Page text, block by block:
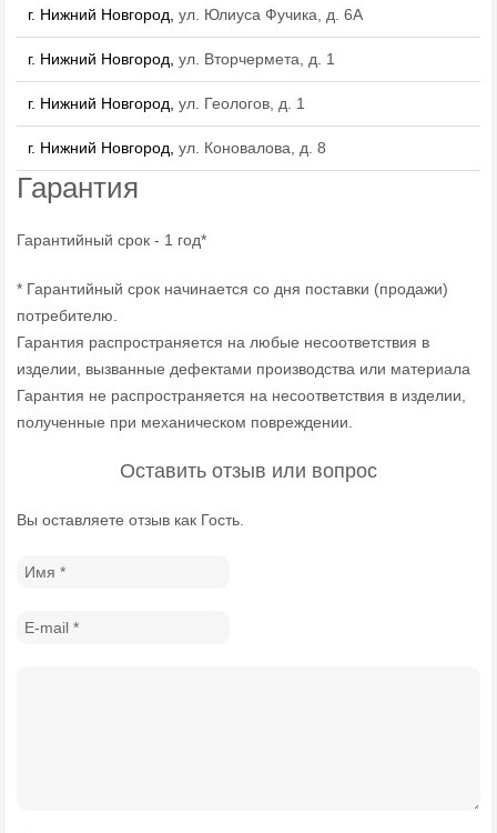
г. Нижний Новгород, ул. Юлиуса Фучика, д. 6А
г. Нижний Новгород, ул. Вторчермета, д. 1
г. Нижний Новгород, ул. Геологов, д. 1
г. Нижний Новгород, ул. Коновалова, д. 8
Гарантия
Гарантийный срок - 1 год*
* Гарантийный срок начинается со дня поставки (продажи)
потребителю.
Гарантия распространяется на любые несоответствия в
изделии, вызванные дефектами производства или материала
Гарантия не распространяется на несоответствия в изделии,
полученные при механическом повреждении.
Оставить отзыв или вопрос
Вы оставляете отзыв как Гость.